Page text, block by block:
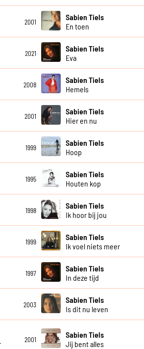
2001
Sabien Tiels
En toen
2021
Sabien Tiels
Eva
2008
Sabien Tiels
Hemels
2001
Sabien Tiels
Hier en nu
1999
Sabien Tiels
Hoop
1995
Sabien Tiels
Houten kop
1998
Sabien Tiels
Ik hoor bij jou
1999
Sabien Tiels
Ik voel niets meer
1997
Sabien Tiels
In deze tijd
2003
Sabien Tiels
Is dit nu leven
2001
Sabien Tiels
Jij bent alles